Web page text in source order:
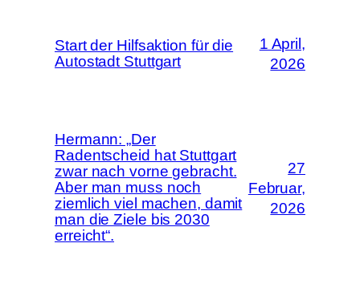
Start der Hilfsaktion für die
Autostadt Stuttgart
1 April,
2026
Hermann: „Der
Radentscheid hat Stuttgart
zwar nach vorne gebracht.
Aber man muss noch
ziemlich viel machen, damit
man die Ziele bis 2030
erreicht“.
27
Februar,
2026